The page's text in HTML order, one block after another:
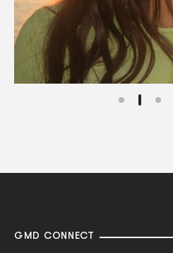
GMD CONNECT